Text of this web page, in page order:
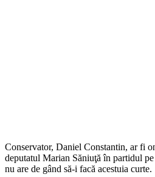
Conservator, Daniel Constantin, ar fi
deputatul Marian Săniuţă în partidul
nu are de gând să-i facă acestuia curte.